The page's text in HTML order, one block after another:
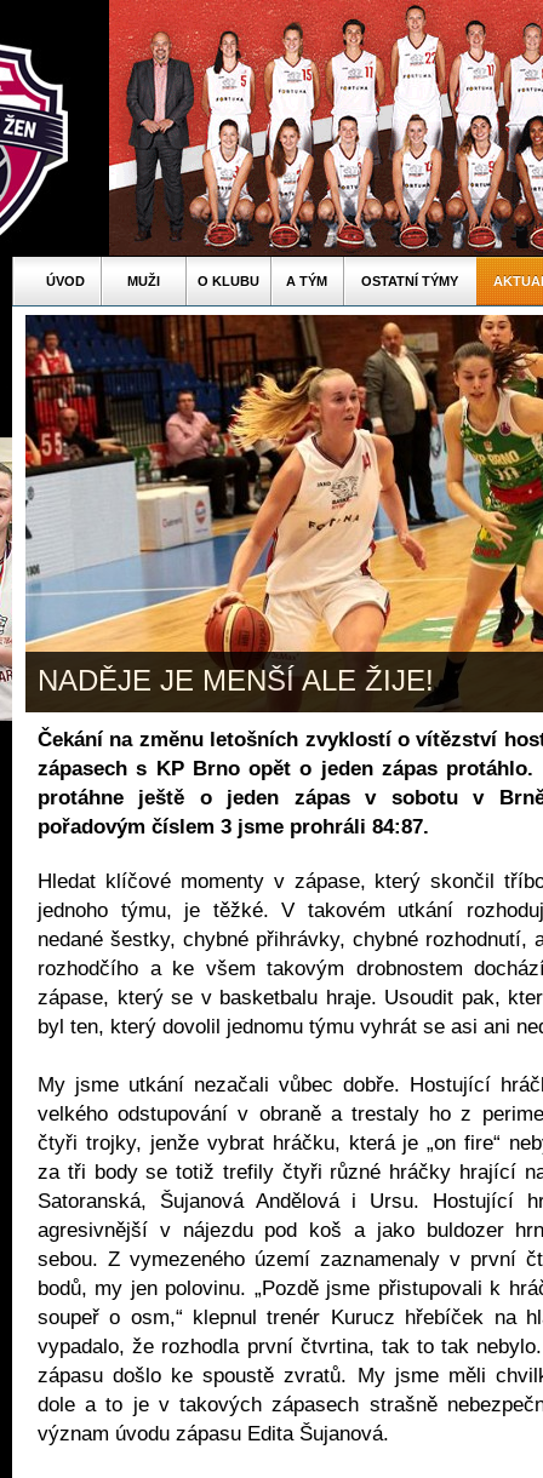
ÚVOD MUŽI O KLUBU A TÝM OSTATNÍ TÝMY
NADĚJE JE MENŠÍ ALE ŽIJE!
Čekání na změnu letošních zvyklostí o vítězství
zápasech s KP Brno opět o jeden zápas protáhlo.
protáhne ještě o jeden zápas v sobotu v
pořadovým číslem 3 jsme prohráli 84:87.
Hledat klíčové momenty v zápase, který skončil
jednoho týmu, je těžké. V takovém utkání
nedané šestky, chybné přihrávky, chybné rozhodnutí,
rozhodčího a ke všem takovým drobnostem
zápase, který se v basketbalu hraje. Usoudit pak,
byl ten, který dovolil jednomu týmu vyhrát se asi ani
My jsme utkání nezačali vůbec dobře. Hostující
velkého odstupování v obraně a trestaly ho z
čtyři trojky, jenže vybrat hráčku, která je „on fire“
za tři body se totiž trefily čtyři různé hráčky hrající
Satoranská, Šujanová Andělová i Ursu. Hostující
agresivnější v nájezdu pod koš a jako buldozer
sebou. Z vymezeného území zaznamenaly v první
bodů, my jen polovinu. „Pozdě jsme přistupovali k
soupeř o osm,“ klepnul trenér Kurucz hřebíček na
vypadalo, že rozhodla první čtvrtina, tak to tak
zápasu došlo ke spoustě zvratů. My jsme měli
dole a to je v takových zápasech strašně
význam úvodu zápasu Edita Šujanová.